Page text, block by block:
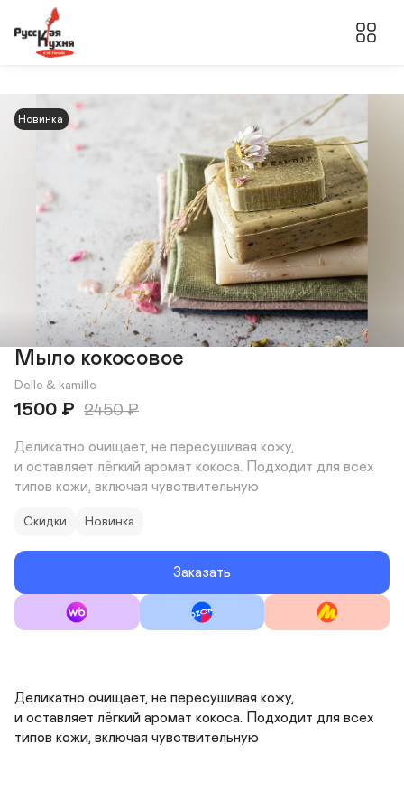
Новинка
Мыло кокосовое
Delle & kamille
1500 ₽ 2450₽
Деликатно очищает, не пересушивая кожу,
и оставляет лёгкий аромат кокоса. Подходит для всех
типов кожи, включая чувствительную
Скидки Новинка
Заказать
Деликатно очищает, не пересушивая кожу,
и оставляет лёгкий аромат кокоса. Подходит для всех
типов кожи, включая чувствительную